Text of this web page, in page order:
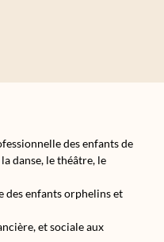
des enfants de
danse, le théâtre, le
des enfants orphelins et
et sociale aux